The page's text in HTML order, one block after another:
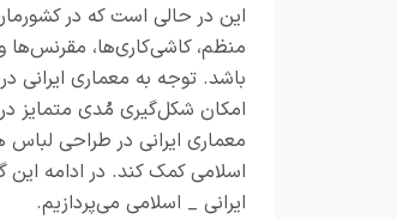
این در حالی است که در
منظم، کاشی‌کاری‌ها، مقرنس‌ها
باشد. توجه به معماری ایرانی
امکان شکل‌گیری مُدی متمایز در
معماری ایرانی در طراحی
اسلامی کمک کند. در ادامه این
ایرانی _ اسلامی می‌پردازیم.